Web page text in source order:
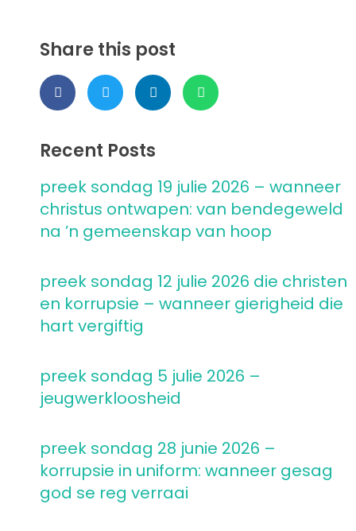
Share this post
Recent Posts
preek sondag 19 julie 2026 – wanneer
christus ontwapen: van bendegeweld
na ’n gemeenskap van hoop
preek sondag 12 julie 2026 die christen
en korrupsie – wanneer gierigheid die
hart vergiftig
preek sondag 5 julie 2026 –
jeugwerkloosheid
preek sondag 28 junie 2026 –
korrupsie in uniform: wanneer gesag
god se reg verraai